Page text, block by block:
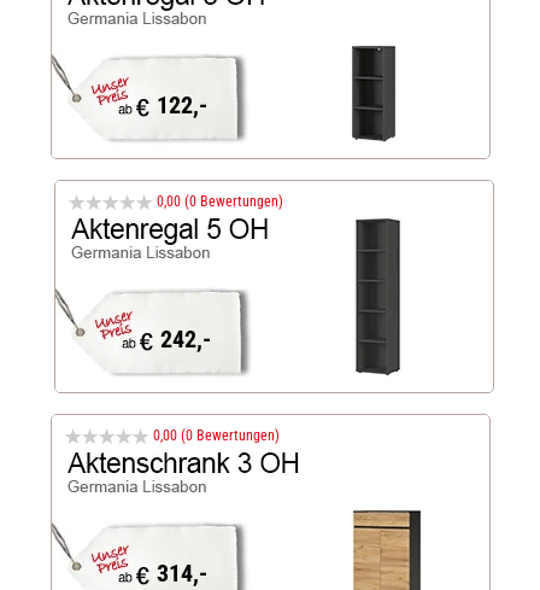
122,-
0,00 (0 Bewertungen)
242,-
0,00 (0 Bewertungen)
314,-